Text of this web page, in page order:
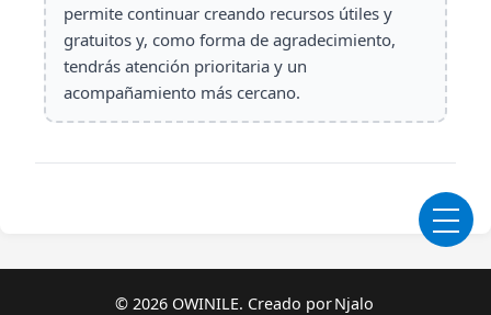
permite continuar creando recursos útiles y
gratuitos y, como forma de agradecimiento,
tendrás atención prioritaria y un
acompañamiento más cercano.
© 2026 OWINILE. Creado porNjalo